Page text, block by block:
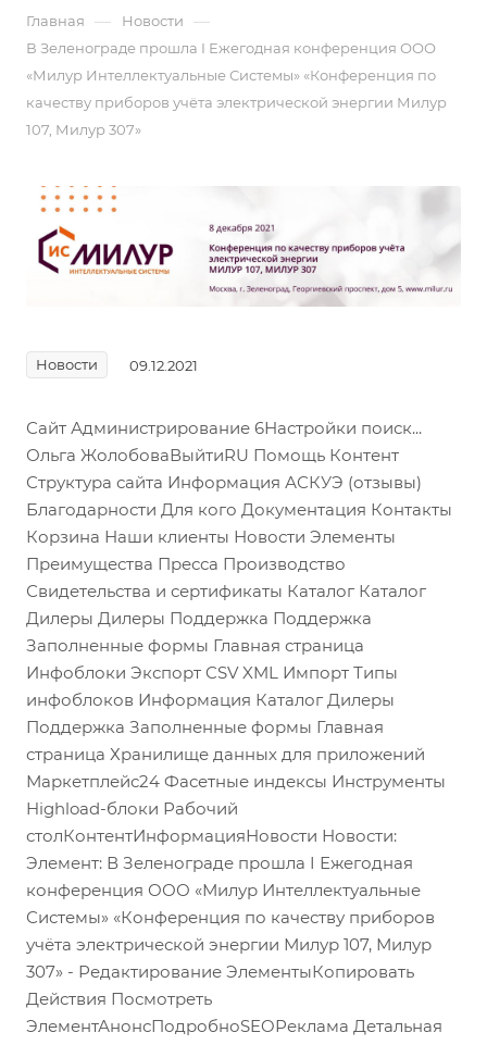
Главная — Новости —
В Зеленограде прошла I Ежегодная конференция ООО
«Милур Интеллектуальные Системы» «Конференция по
качеству приборов учёта электрической энергии Милур
107, Милур 307»
Новости 09.12.2021
Сайт Администрирование 6Настройки поиск...
Ольга ЖолобоваВыйтиRU Помощь Контент
Структура сайта Информация АСКУЭ (отзывы)
Благодарности Для кого Документация Контакты
Корзина Наши клиенты Новости Элементы
Преимущества Пресса Производство
Свидетельства и сертификаты Каталог Каталог
Дилеры Дилеры Поддержка Поддержка
Заполненные формы Главная страница
Инфоблоки Экспорт CSV XML Импорт Типы
инфоблоков Информация Каталог Дилеры
Поддержка Заполненные формы Главная
страница Хранилище данных для приложений
Маркетплейс24 Фасетные индексы Инструменты
Highload-блоки Рабочий
столКонтентИнформацияНовости Новости:
Элемент: В Зеленограде прошла I Ежегодная
конференция ООО «Милур Интеллектуальные
Системы» «Конференция по качеству приборов
учёта электрической энергии Милур 107, Милур
307» - Редактирование ЭлементыКопировать
Действия Посмотреть
ЭлементАнонсПодробноSEOРеклама Детальная